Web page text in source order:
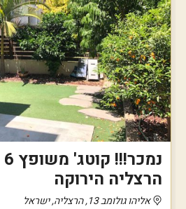
הרצליה הירוקה
אליהו גולומב 13, הרצליה, ישראל